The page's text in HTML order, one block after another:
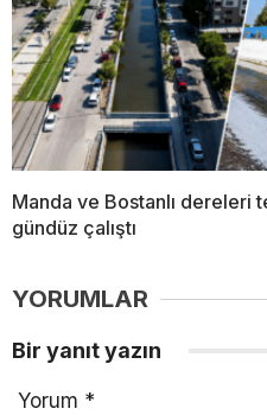
Manda ve Bostanlı dereleri
gündüz çalıştı
YORUMLAR
Bir yanıt yazın
Yorum *